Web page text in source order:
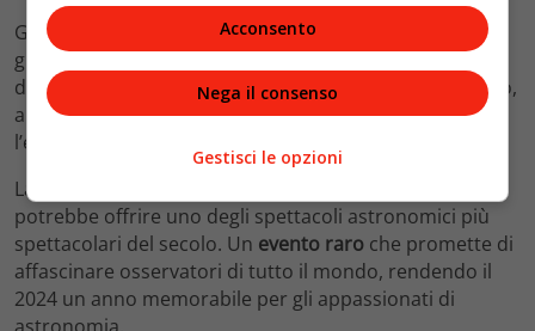
Gli
osservatori professionistidi tutto il mondo stanno
già preparando telescopi e strumenti per analizzare i
dati che la cometa fornirà durante il suo avvicinamento,
arricchendo le conoscenze sulla composizione e
l’evoluzione di queste affascinanti
La cometa C/2023 A3, attesa per il 9 ottobre 2024,
potrebbe offrire uno degli spettacoli astronomici più
spettacolari del secolo. Un evento raro che promette di
affascinare osservatori di tutto il mondo, rendendo il
2024 un anno memorabile per gli appassionati di
Acconsento
Nega il consenso
Gestisci le opzioni